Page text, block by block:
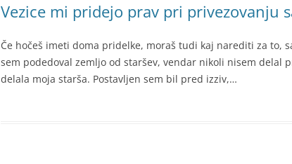
Vezice mi pridejo prav pri privezovanju
Če hočeš imeti doma pridelke, moraš tudi kaj narediti za to,
sem podedoval zemljo od staršev, vendar nikoli nisem delal
delala moja starša. Postavljen sem bil pred izziv,…